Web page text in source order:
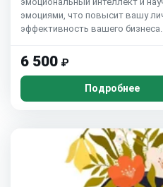
эмоциями, что повысит вашу
эффективность вашего бизнеса.
6 500 ₽
Подробнее